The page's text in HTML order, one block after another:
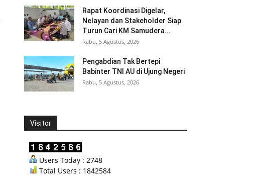
Rapat Koordinasi Digelar,
Nelayan dan Stakeholder Siap
Turun Cari KM Samudera...
Rabu, 5 Agustus, 2026
Pengabdian Tak Bertepi
Babinter TNI AU di Ujung Negeri
Rabu, 5 Agustus, 2026
Visitor
Users Today : 2748
Total Users : 1842584